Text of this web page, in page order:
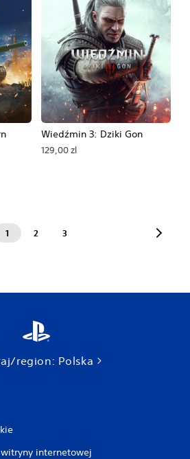
Wiedźmin 3: Dziki Gon
129,00 zl
1 2 3
region: Polska
internetowej